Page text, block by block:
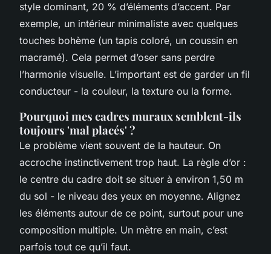
style dominant, 20 % d’éléments d’accent. Par
exemple, un intérieur minimaliste avec quelques
touches bohème (un tapis coloré, un coussin en
macramé). Cela permet d’oser sans perdre
l’harmonie visuelle. L’important est de garder un fil
conducteur - la couleur, la texture ou la forme.
Pourquoi mes cadres muraux semblent-ils
toujours 'mal placés' ?
Le problème vient souvent de la hauteur. On
accroche instinctivement trop haut. La règle d’or :
le centre du cadre doit se situer à environ 1,50 m
du sol - le niveau des yeux en moyenne. Alignez
les éléments autour de ce point, surtout pour une
composition multiple. Un mètre en main, c’est
parfois tout ce qu’il faut.